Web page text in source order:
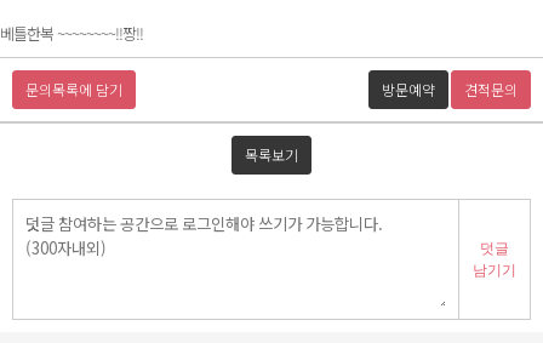
베틀한복 ~~~~~~~~!!짱!!
문의목록에 담기 방문예약 견적문의
목록보기
덧글
남기기